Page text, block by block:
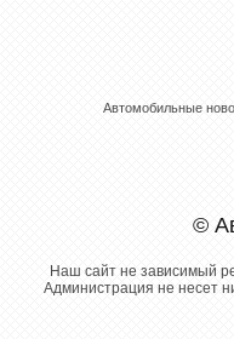
Автомобильные
©
Наш сайт не зависимый
Администрация не несет